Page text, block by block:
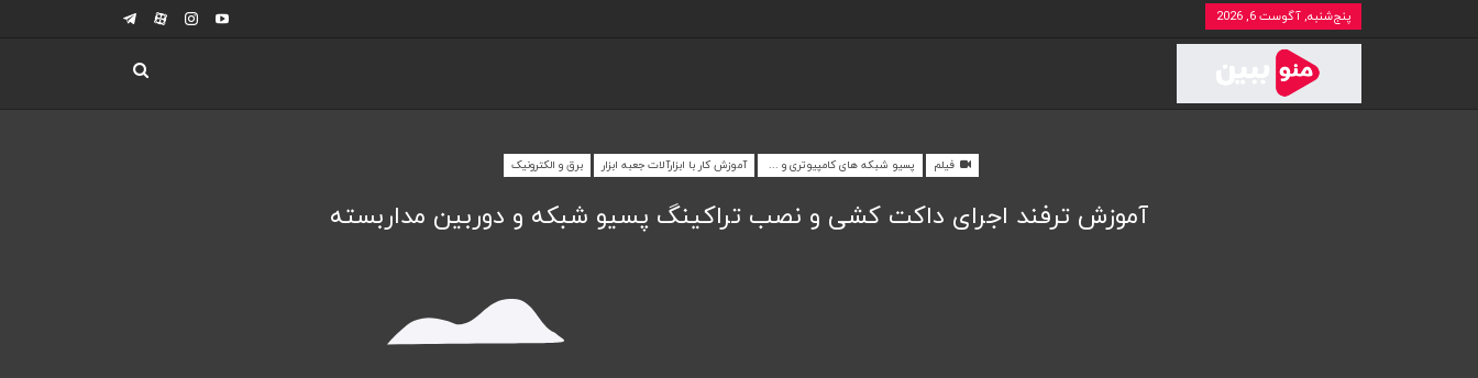
پنج‌شنبه, آگوست 6, 2026
فیلم پسیو شبکه های کامپیوتری و مخابراتی آموزش کار با ابزارآلات جعبه ابزار برق و الکترونیک
آموزش ترفند اجرای داکت کشی و نصب تراکینگ پسیو شبکه و دوربین مداربسته